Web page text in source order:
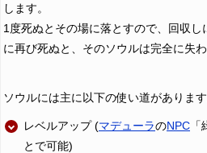
します。
1度死ぬとその場に落とすので、回収
に再び死ぬと、そのソウルは完全に失わ
ソウルには主に以下の使い道があります
レベルアップ (マデューラのNPC
とで可能)